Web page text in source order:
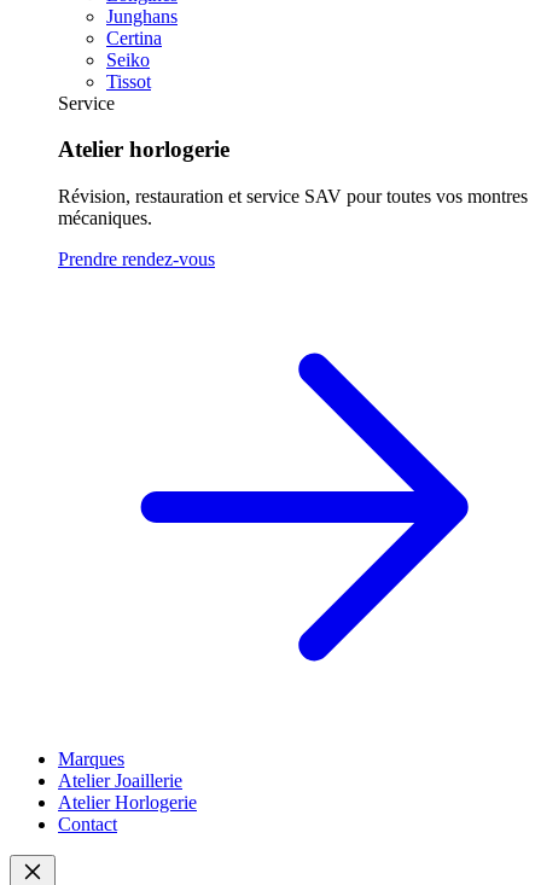
Junghans
Certina
Seiko
Tissot
Service
Atelier horlogerie
Révision, restauration et service SAV pour toutes vos montres
mécaniques.
Prendre rendez-vous
Marques
Atelier Joaillerie
Atelier Horlogerie
Contact